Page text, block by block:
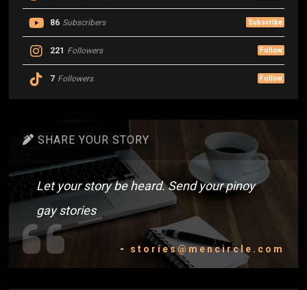
86 Subscribers Subscribe
221 Followers Follow
7 Followers Follow
SHARE YOUR STORY
Let your story be heard. Send your pinoy
gay stories
- stories@mencircle.com